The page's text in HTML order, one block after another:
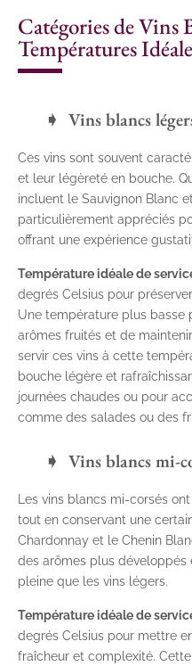
Catégories de Vins
Températures
Vins blancs
Ces vins sont souvent
et leur légèreté en bouche.
incluent le Sauvignon Blanc
particulièrement appréciés
offrant une expérience
Température idéale de
degrés Celsius pour
Une température plus basse
arômes fruités et de
servir ces vins à cette
bouche légère et
journées chaudes ou pour
comme des salades ou des
Vins blancs mi-
Les vins blancs mi-corsés
tout en conservant une
Chardonnay et le Chenin
des arômes plus
pleine que les vins légers.
Température idéale de
degrés Celsius pour mettre
fraîcheur et complexité.